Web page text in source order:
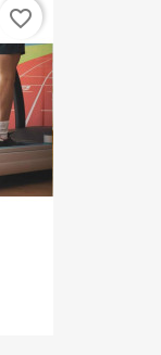
favorite_border